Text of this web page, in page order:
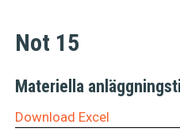
Not 15
Materiella
Download Excel